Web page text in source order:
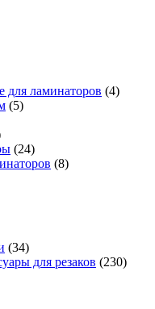
для ламинаторов (4)
(5)
(24)
(8)
(34)
для резаков (230)